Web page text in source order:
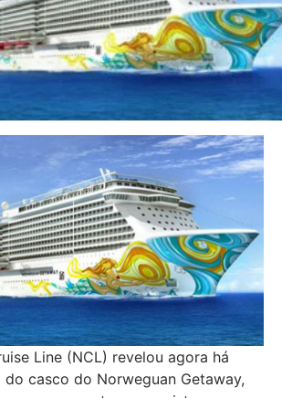
Line (NCL) revelou agora há
casco do Norweguan Getaway,